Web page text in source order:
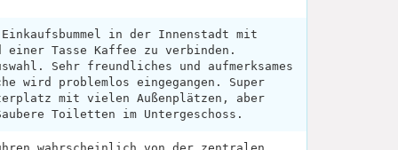
in der Innenstadt mit
einer Tasse Kaffee zu verbinden.
Sehr freundliches und aufmerksames
wird problemlos eingegangen. Super
mit vielen Außenplätzen, aber
Toiletten im Untergeschoss.